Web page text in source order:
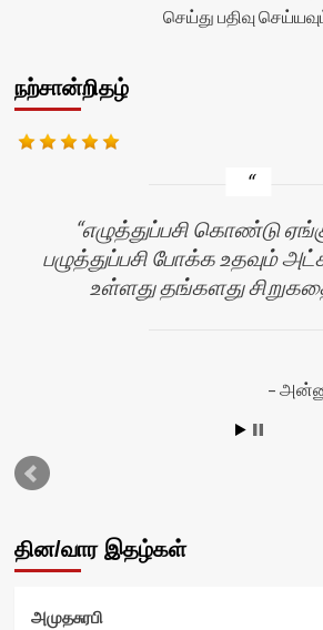
செய்து பதிவு
நற்சான்றிதழ்
எழுத்துப்பசி கொண்டு
பழுத்துப்பசி போக்க உதவும்
உள்ளது தங்களது
தின/வார இதழ்கள்
அமுதசுரபி